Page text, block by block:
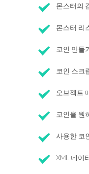
몬스터의
몬스터 리
코인 만들
코인 스크
오브젝트
코인을 원
사용한 코
XML 데이